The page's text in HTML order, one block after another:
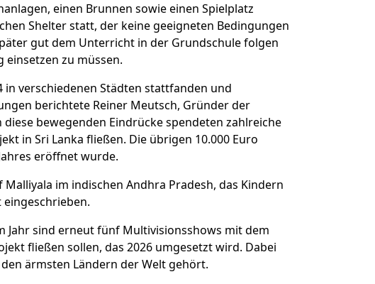
einen Brunnen sowie einen Spielplatz
Shelter statt, der keine geeigneten Bedingungen
gut dem Unterricht in der Grundschule folgen
zu müssen.
in verschiedenen Städten stattfanden und
berichtete Reiner Meutsch, Gründer der
bewegenden Eindrücke spendeten zahlreiche
in Sri Lanka fließen. Die übrigen 10.000 Euro
eröffnet wurde.
im indischen Andhra Pradesh, das Kindern
Jahr sind erneut fünf Multivisionsshows mit dem
fließen sollen, das 2026 umgesetzt wird. Dabei
ärmsten Ländern der Welt gehört.